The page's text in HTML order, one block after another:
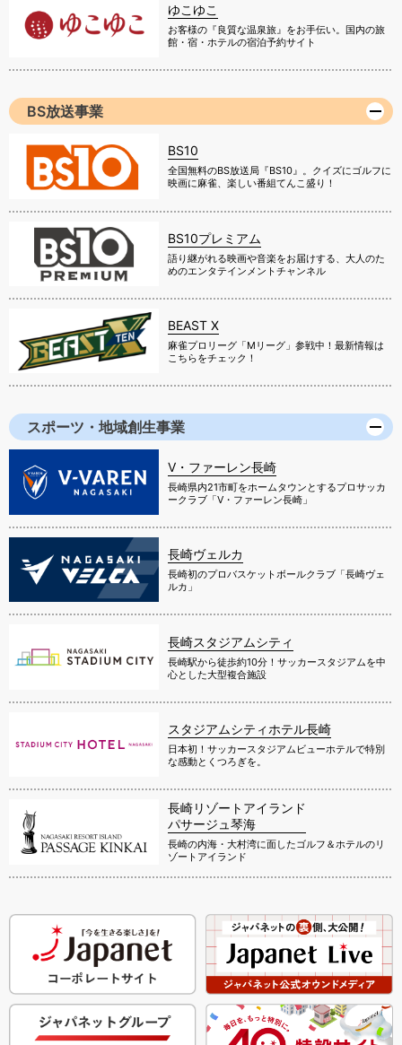
ゆこゆこ
お客様の『良質な温泉旅』をお手伝い。国内の旅
館・宿・ホテルの宿泊予約サイト
BS放送事業
BS10
全国無料のBS放送局『BS10』。クイズにゴルフに
映画に麻雀、楽しい番組てんこ盛り！
BS10プレミアム
語り継がれる映画や音楽をお届けする、大人のた
めのエンタテインメントチャンネル
BEAST X
麻雀プロリーグ「Mリーグ」参戦中！最新情報は
こちらをチェック！
スポーツ・地域創生事業
V・ファーレン長崎
長崎県内21市町をホームタウンとするプロサッカ
ークラブ「V・ファーレン長崎」
長崎ヴェルカ
長崎初のプロバスケットボールクラブ「長崎ヴェ
ルカ」
長崎スタジアムシティ
長崎駅から徒歩約10分！サッカースタジアムを中
心とした大型複合施設
スタジアムシティホテル長崎
日本初！サッカースタジアムビューホテルで特別
な感動とくつろぎを。
長崎リゾートアイランド
パサージュ琴海
長崎の内海・大村湾に面したゴルフ＆ホテルのリ
ゾートアイランド